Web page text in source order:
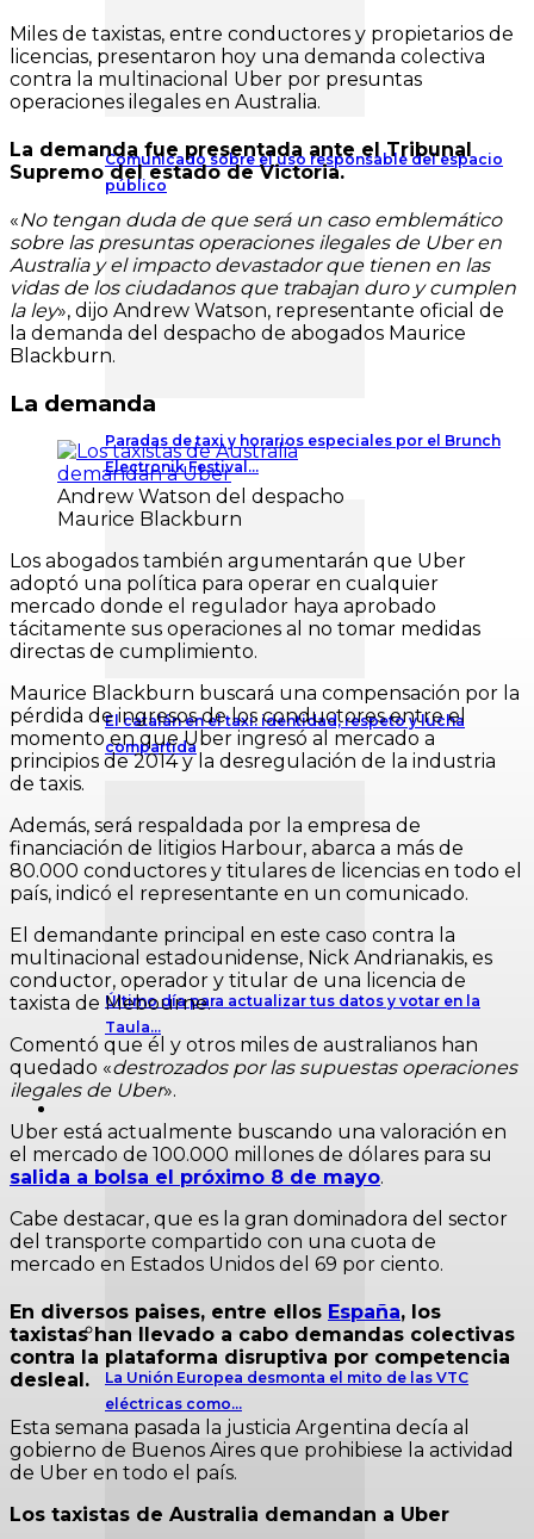
Comunicado sobre el uso responsable del espacio
público
Paradas de taxi y horarios especiales por el Brunch
Electronik Festival…
El catalán en el taxi: identidad, respeto y lucha
compartida
Último día para actualizar tus datos y votar en la
Taula…
La Unión Europea desmonta el mito de las VTC
eléctricas como…
Miles de taxistas, entre conductores y propietarios de
licencias, presentaron hoy una demanda colectiva
contra la multinacional Uber por presuntas
operaciones ilegales en Australia.
La demanda fue presentada ante el Tribunal
Supremo del estado de Victoria.
«No tengan duda de que será un caso emblemático
sobre las presuntas operaciones ilegales de Uber en
Australia y el impacto devastador que tienen en las
vidas de los ciudadanos que trabajan duro y cumplen
la ley», dijo Andrew Watson, representante oficial de
la demanda del despacho de abogados Maurice
Blackburn.
La demanda
Andrew Watson del despacho
Maurice Blackburn
Los abogados también argumentarán que Uber
adoptó una política para operar en cualquier
mercado donde el regulador haya aprobado
tácitamente sus operaciones al no tomar medidas
directas de cumplimiento.
Maurice Blackburn buscará una compensación por la
pérdida de ingresos de los conductores entre el
momento en que Uber ingresó al mercado a
principios de 2014 y la desregulación de la industria
de taxis.
Además, será respaldada por la empresa de
financiación de litigios Harbour, abarca a más de
80.000 conductores y titulares de licencias en todo el
país, indicó el representante en un comunicado.
El demandante principal en este caso contra la
multinacional estadounidense, Nick Andrianakis, es
conductor, operador y titular de una licencia de
taxista de Mebourne.
Comentó que él y otros miles de australianos han
quedado «destrozados por las supuestas operaciones
ilegales de Uber».
Uber está actualmente buscando una valoración en
el mercado de 100.000 millones de dólares para su
salida a bolsa el próximo 8 de mayo.
Cabe destacar, que es la gran dominadora del sector
del transporte compartido con una cuota de
mercado en Estados Unidos del 69 por ciento.
En diversos paises, entre ellos España, los
taxistas han llevado a cabo demandas colectivas
contra la plataforma disruptiva por competencia
desleal.
Esta semana pasada la justicia Argentina decía al
gobierno de Buenos Aires que prohibiese la actividad
de Uber en todo el país.
Los taxistas de Australia demandan a Uber